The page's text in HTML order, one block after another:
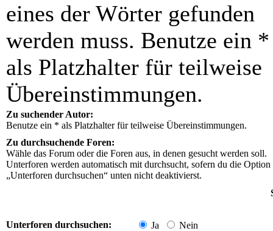
eines der Wörter gefunden
werden muss. Benutze ein *
als Platzhalter für teilweise
Übereinstimmungen.
Zu suchender Autor:
Benutze ein * als Platzhalter für teilweise Übereinstimmungen.
Zu durchsuchende Foren:
Wähle das Forum oder die Foren aus, in denen gesucht werden soll.
Unterforen werden automatisch mit durchsucht, sofern du die Option
„Unterforen durchsuchen“ unten nicht deaktivierst.
Unterforen durchsuchen: Ja Nein